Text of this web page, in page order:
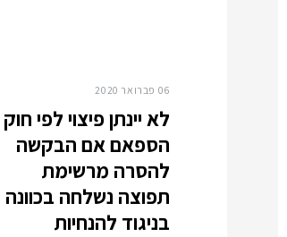
06 פברואר 2020
לא יינתן פיצוי לפי חוק
הספאם אם הבקשה
להסרה מרשימת
תפוצה נשלחה בכוונה
בניגוד להנחיות